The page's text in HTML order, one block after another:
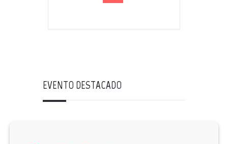
EVENTO DESTACADO